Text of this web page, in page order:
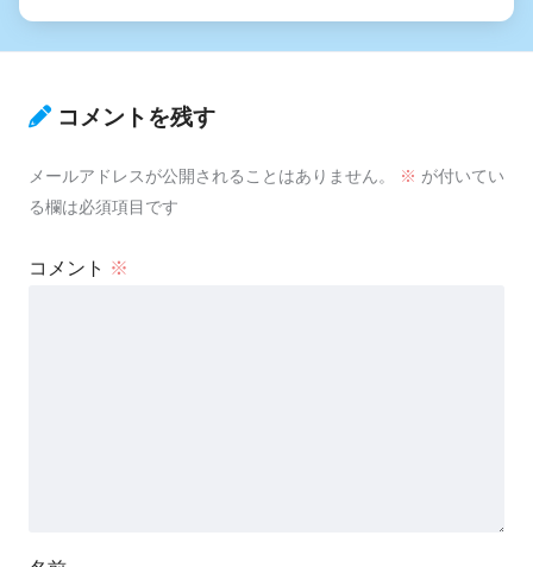
コメントを残す
メールアドレスが公開されることはありません。 ※ が付いてい
る欄は必須項目です
コメント ※